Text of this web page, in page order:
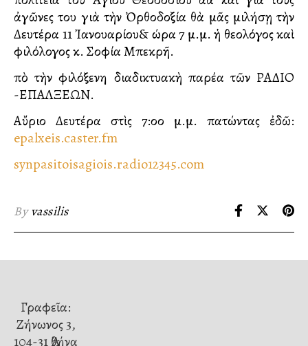
ἀγῶνες του γιὰ τὴν Ὀρθοδοξία θὰ μᾶς μιλήσῃ τὴν
Δευτέρα 11 Ἰανουαρίου& ώρα 7 μ.μ. ἡ θεολόγος καὶ
φιλόλογος κ. Σοφία Μπεκρῆ.
Ἀπὸ τὴν φιλόξενη διαδικτυακὴ παρέα τῶν ΡΑΔΙΟ
-ΕΠΑΛΞΕΩΝ.
Αὔριο Δευτέρα στὶς 7:οο μ.μ. πατώντας ἐδῶ:
epalxeis.caster.fm
synpasitoisagiois.radio12345.com
Byvassilis
Γραφεῖα:
Ζήνωνος 3,
104-31 Ἀθήνα